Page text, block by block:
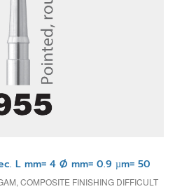
L mm= 4 Ø mm= 0.9 µm= 50
COMPOSITE FINISHING DIFFICULT